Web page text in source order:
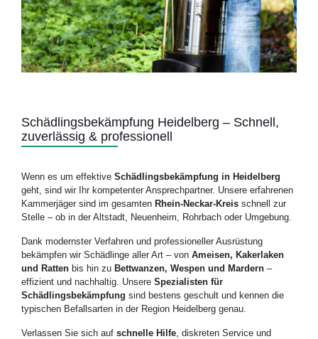
Schädlingsbekämpfung Heidelberg – Schnell,
zuverlässig & professionell
Wenn es um effektive Schädlingsbekämpfung in Heidelberg
geht, sind wir Ihr kompetenter Ansprechpartner. Unsere erfahrenen
Kammerjäger sind im gesamten Rhein-Neckar-Kreis schnell zur
Stelle – ob in der Altstadt, Neuenheim, Rohrbach oder Umgebung.
Dank modernster Verfahren und professioneller Ausrüstung
bekämpfen wir Schädlinge aller Art – von Ameisen, Kakerlaken
und Ratten bis hin zu Bettwanzen, Wespen und Mardern –
effizient und nachhaltig. Unsere Spezialisten für
Schädlingsbekämpfung sind bestens geschult und kennen die
typischen Befallsarten in der Region Heidelberg genau.
Verlassen Sie sich auf schnelle Hilfe, diskreten Service und